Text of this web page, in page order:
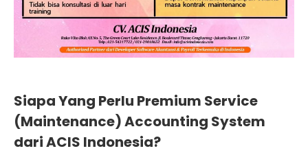
Siapa Yang Perlu Premium Service
(Maintenance) Accounting System
dari ACIS Indonesia?